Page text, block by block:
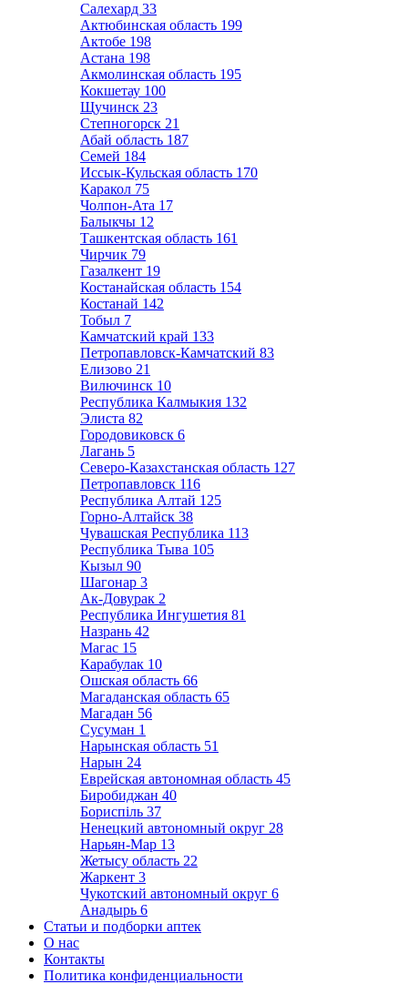
Салехард 33
Актюбинская область 199
Актобе 198
Астана 198
Акмолинская область 195
Кокшетау 100
Щучинск 23
Степногорск 21
Абай область 187
Семей 184
Иссык-Кульская область 170
Каракол 75
Чолпон-Ата 17
Балыкчы 12
Ташкентская область 161
Чирчик 79
Газалкент 19
Костанайская область 154
Костанай 142
Тобыл 7
Камчатский край 133
Петропавловск-Камчатский 83
Елизово 21
Вилючинск 10
Республика Калмыкия 132
Элиста 82
Городовиковск 6
Лагань 5
Северо-Казахстанская область 127
Петропавловск 116
Республика Алтай 125
Горно-Алтайск 38
Чувашская Республика 113
Республика Тыва 105
Кызыл 90
Шагонар 3
Ак-Довурак 2
Республика Ингушетия 81
Назрань 42
Магас 15
Карабулак 10
Ошская область 66
Магаданская область 65
Магадан 56
Сусуман 1
Нарынская область 51
Нарын 24
Еврейская автономная область 45
Биробиджан 40
Бориспіль 37
Ненецкий автономный округ 28
Нарьян-Мар 13
Жетысу область 22
Жаркент 3
Чукотский автономный округ 6
Анадырь 6
Статьи и подборки аптек
О нас
Контакты
Политика конфиденциальности